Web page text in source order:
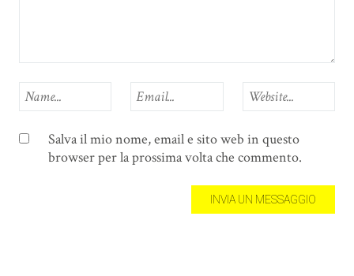
Salva il mio nome, email e sito web in questo
browser per la prossima volta che commento.